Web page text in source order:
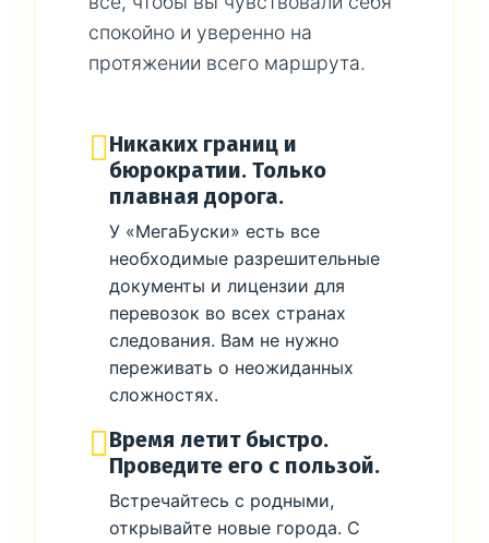
спокойно и уверенно на
протяжении всего маршрута.
Никаких границ и
бюрократии. Только
плавная дорога.
У «МегаБуски» есть все
необходимые разрешительные
документы и лицензии для
перевозок во всех странах
следования. Вам не нужно
переживать о неожиданных
сложностях.
Время летит быстро.
Проведите его с пользой.
Встречайтесь с родными,
открывайте новые города. С